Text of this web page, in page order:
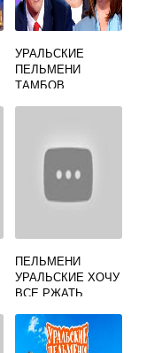
УРАЛЬСКИЕ
ПЕЛЬМЕНИ
ТАМБОВ
ПЕЛЬМЕНИ
УРАЛЬСКИЕ ХОЧУ
ВСЕ РЖАТЬ